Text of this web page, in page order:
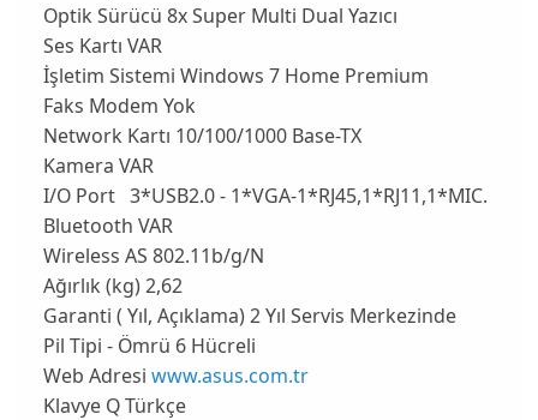
Optik Sürücü 8x Super Multi Dual Yazıcı
Ses Kartı VAR
İşletim Sistemi Windows 7 Home Premium
Faks Modem Yok
Network Kartı 10/100/1000 Base-TX
Kamera VAR
I/O Port 3*USB2.0 - 1*VGA-1*RJ45,1*RJ11,1*MIC.
Bluetooth VAR
Wireless AS 802.11b/g/N
Ağırlık (kg) 2,62
Garanti ( Yıl, Açıklama) 2 Yıl Servis Merkezinde
Pil Tipi - Ömrü 6 Hücreli
Web Adresi www.asus.com.tr
Klavye Q Türkçe